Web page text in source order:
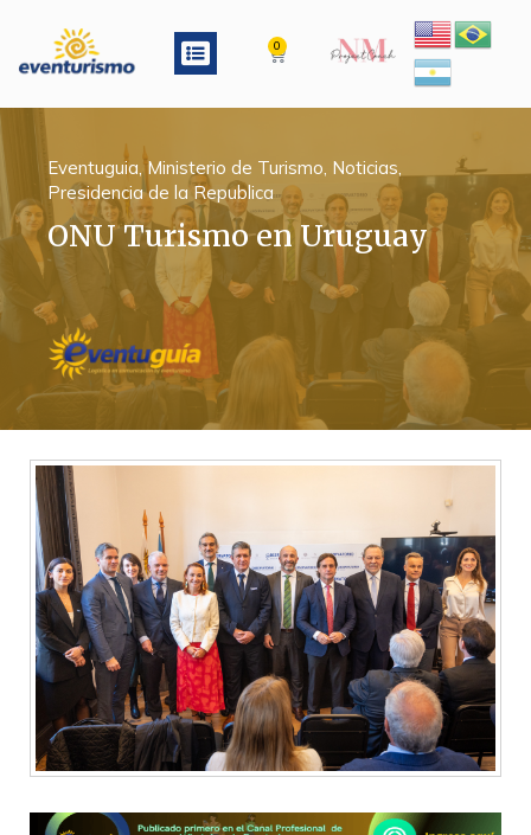
contenido
Menu 0 Cart
Eventuguia,Ministerio de Turismo, Noticias,
Presidencia de la Republica
ONU Turismo en Uruguay